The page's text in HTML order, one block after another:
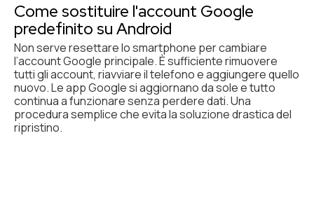
Come sostituire l'account Google
predefinito su Android
Non serve resettare lo smartphone per cambiare
l’account Google principale. È sufficiente rimuovere
tutti gli account, riavviare il telefono e aggiungere quello
nuovo. Le app Google si aggiornano da sole e tutto
continua a funzionare senza perdere dati. Una
procedura semplice che evita la soluzione drastica del
ripristino.